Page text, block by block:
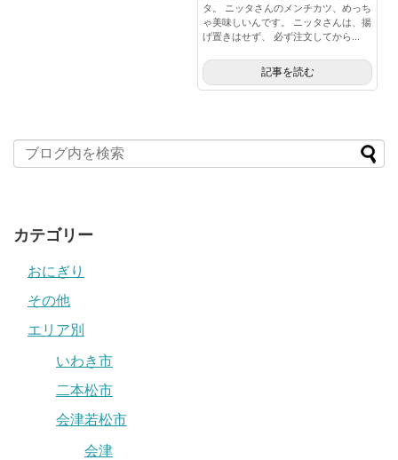
タ。 ニッタさんのメンチカツ、めっち
ゃ美味しいんです。 ニッタさんは、揚
げ置きはせず、 必ず注文してから...
記事を読む
カテゴリー
おにぎり
その他
エリア別
いわき市
二本松市
会津若松市
会津